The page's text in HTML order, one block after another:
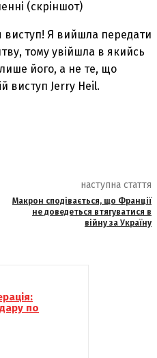
(скріншот)
виступ! Я вийшла передати
тому увійшла в якийсь
його, а не те, що
виступ Jerry Heil.
наступна стаття
Макрон сподівається, що Франції
не доведеться втягуватися в
війну за Україну
по